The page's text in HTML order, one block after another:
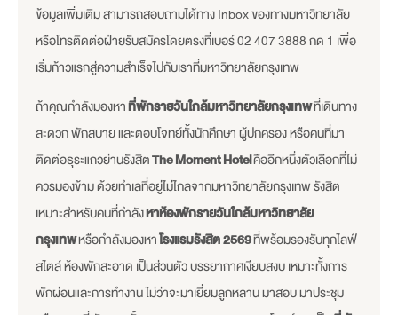
ข้อมูลเพิ่มเติม สามารถสอบถามได้ทาง Inbox ของทางมหาวิทยาลัย
หรือโทรติดต่อฝ่ายรับสมัครโดยตรงที่เบอร์ 02 407 3888 กด 1 เพื่อ
เริ่มก้าวแรกสู่ความสำเร็จไปกับเราที่มหาวิทยาลัยกรุงเทพ
ถ้าคุณกำลังมองหาที่พักรายวันใกล้มหาวิทยาลัยกรุงเทพที่เดินทาง
สะดวก พักสบาย และตอบโจทย์ทั้งนักศึกษา ผู้ปกครอง หรือคนที่มา
ติดต่อธุระแถวย่านรังสิตThe Moment Hotelคืออีกหนึ่งตัวเลือกที่ไม่
ควรมองข้าม ด้วยทำเลที่อยู่ไม่ไกลจากมหาวิทยาลัยกรุงเทพ รังสิต
เหมาะสำหรับคนที่กำลังหาห้องพักรายวันใกล้มหาวิทยาลัย
กรุงเทพหรือกำลังมองหาโรงแรมรังสิต 2569ที่พร้อมรองรับทุกไลฟ์
สไตล์ ห้องพักสะอาด เป็นส่วนตัว บรรยากาศเงียบสงบ เหมาะทั้งการ
พักผ่อนและการทำงาน ไม่ว่าจะมาเยี่ยมลูกหลาน มาสอบ มาประชุม